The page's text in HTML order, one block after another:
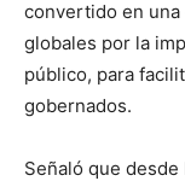
convertido en
globales por la
público, para
gobernados.
Señaló que